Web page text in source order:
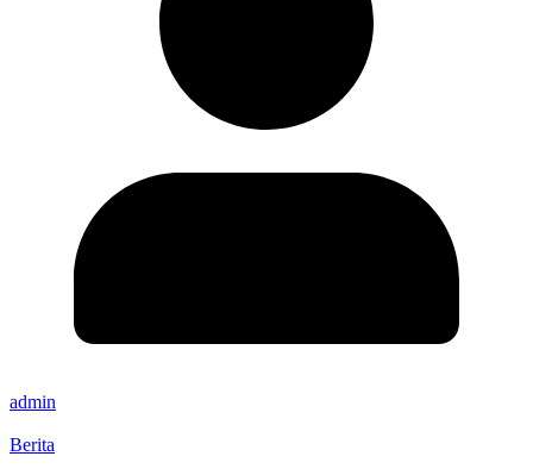
admin
Berita